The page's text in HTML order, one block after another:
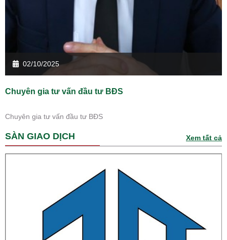
02/10/2025
Chuyên gia tư vấn đầu tư BĐS
Chuyên gia tư vấn đầu tư BĐS
SÀN GIAO DỊCH Xem tất cả